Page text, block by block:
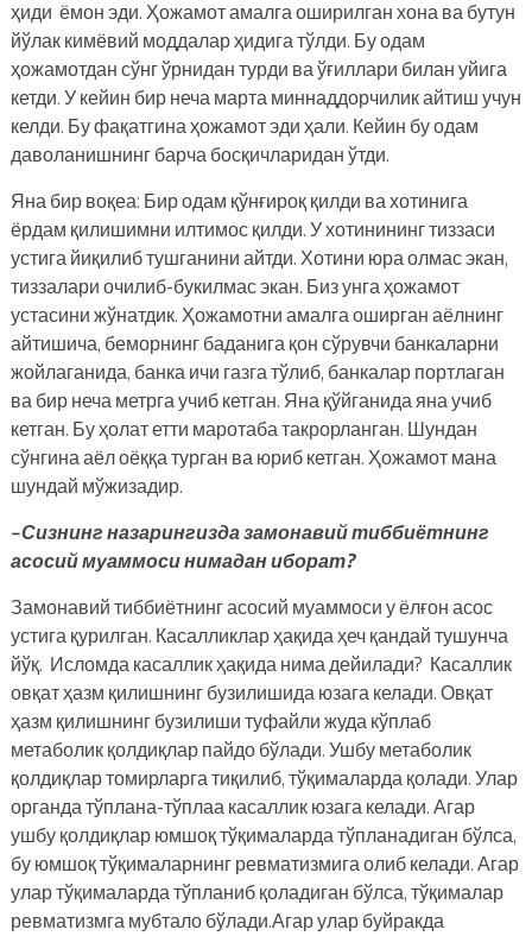
ҳиди ёмон эди. Ҳожамот амалга оширилган хона ва бутун
йўлак кимёвий моддалар ҳидига тўлди. Бу одам
ҳожамотдан сўнг ўрнидан турди ва ўғиллари билан уйига
кетди. У кейин бир неча марта миннаддорчилик айтиш учун
келди. Бу фақатгина ҳожамот эди ҳали. Кейин бу одам
даволанишнинг барча босқичларидан ўтди.
Яна бир воқеа: Бир одам қўнғироқ қилди ва хотинига
ёрдам қилишимни илтимос қилди. У хотинининг тиззаси
устига йиқилиб тушганини айтди. Хотини юра олмас экан,
тиззалари очилиб-букилмас экан. Биз унга ҳожамот
устасини жўнатдик. Ҳожамотни амалга оширган аёлнинг
айтишича, беморнинг баданига қон сўрувчи банкаларни
жойлаганида, банка ичи газга тўлиб, банкалар портлаган
ва бир неча метрга учиб кетган. Яна қўйганида яна учиб
кетган. Бу ҳолат етти маротаба такрорланган. Шундан
сўнгина аёл оёққа турган ва юриб кетган. Ҳожамот мана
шундай мўжизадир.
– Сизнинг назарингизда замонавий тиббиётнинг
асосий муаммоси нимадан иборат?
Замонавий тиббиётнинг асосий муаммоси у ёлғон асос
устига қурилган. Касалликлар ҳақида ҳеч қандай тушунча
йўқ. Исломда касаллик ҳақида нима дейилади? Касаллик
овқат ҳазм қилишнинг бузилишида юзага келади. Овқат
ҳазм қилишнинг бузилиши туфайли жуда кўплаб
метаболик қолдиқлар пайдо бўлади. Ушбу метаболик
қолдиқлар томирларга тиқилиб, тўқималарда қолади. Улар
органда тўплана-тўплаа касаллик юзага келади. Агар
ушбу қолдиқлар юмшоқ тўқималарда тўпланадиган бўлса,
бу юмшоқ тўқималарнинг ревматизмига олиб келади. Агар
улар тўқималарда тўпланиб қоладиган бўлса, тўқималар
ревматизмга мубтало бўлади.Агар улар буйракда